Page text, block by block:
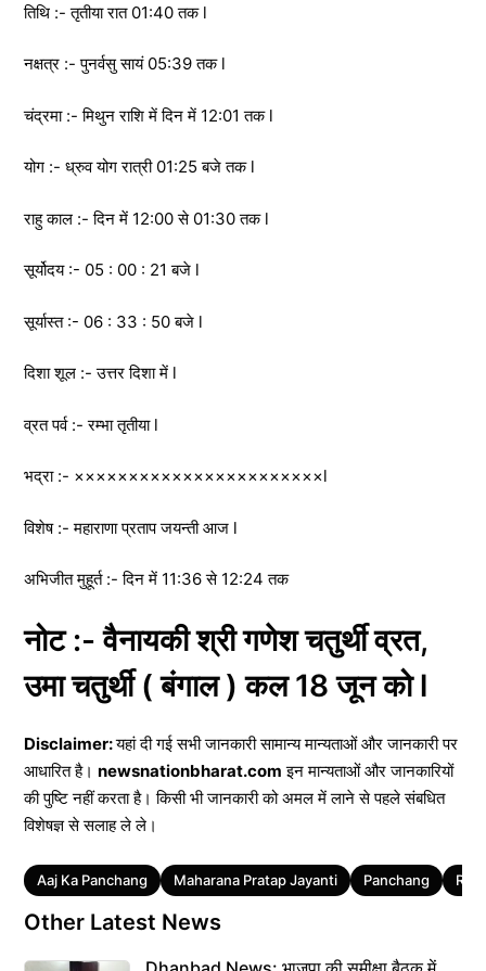
तिथि :- तृतीया रात 01:40 तक l
नक्षत्र :- पुनर्वसु सायं 05:39 तक l
चंद्रमा :- मिथुन राशि में दिन में 12:01 तक l
योग :- ध्रुव योग रात्री 01:25 बजे तक l
राहु काल :- दिन में 12:00 से 01:30 तक l
सूर्योदय :- 05 : 00 : 21 बजे l
सूर्यास्त :- 06 : 33 : 50 बजे l
दिशा शूल :- उत्तर दिशा में l
व्रत पर्व :- रम्भा तृतीया l
भद्रा :- ×××××××××××××××××××××××l
विशेष :- महाराणा प्रताप जयन्ती आज l
अभिजीत मुहूर्त :- दिन में 11:36 से 12:24 तक
नोट :- वैनायकी श्री गणेश चतुर्थी व्रत,
उमा चतुर्थी ( बंगाल ) कल 18 जून को l
Disclaimer:यहां दी गई सभी जानकारी सामान्य मान्यताओं और जानकारी पर
आधारित है। newsnationbharat.com इन मान्यताओं और जानकारियों
की पुष्टि नहीं करता है। किसी भी जानकारी को अमल में लाने से पहले संबधित
विशेषज्ञ से सलाह ले ले।
Tags
Aaj Ka Panchang Maharana Pratap Jayanti Panchang
Other Latest News